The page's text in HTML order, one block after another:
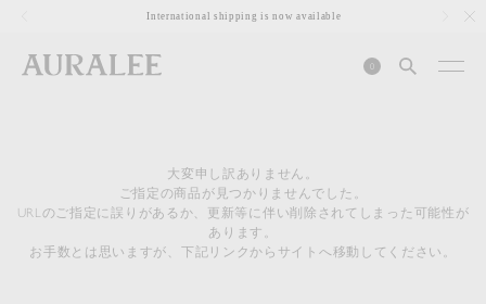
International shipping is now available
0
大変申し訳ありません。
ご指定の商品が見つかりませんでした。
URLのご指定に誤りがあるか、更新等に伴い削除されてしまった可能性が
あります。
お手数とは思いますが、下記リンクからサイトへ移動してください。